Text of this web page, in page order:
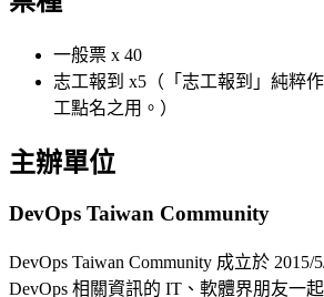
一般票 x 40
志工報到 x5（「志工報到」純粹
工點名之用。）
主辦單位
DevOps Taiwan Community
DevOps Taiwan Community 成立於 2015/
DevOps 相關資訊的 IT、軟體界朋友一